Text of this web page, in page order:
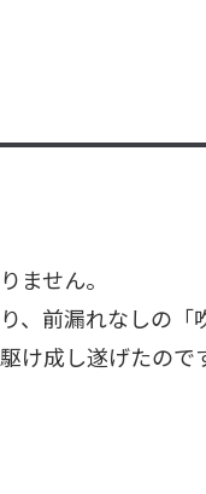
ません。
、前漏れなしの「
け成し遂げたので